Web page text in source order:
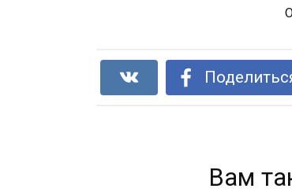
Вам